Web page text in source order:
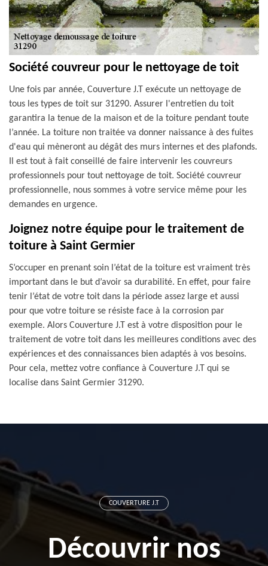
Société couvreur pour le nettoyage de toit
Une fois par année, Couverture J.T exécute un nettoyage de
tous les types de toit sur 31290. Assurer l'entretien du toit
garantira la tenue de la maison et de la toiture pendant toute
l’année. La toiture non traitée va donner naissance à des fuites
d'eau qui mèneront au dégât des murs internes et des plafonds.
Il est tout à fait conseillé de faire intervenir les couvreurs
professionnels pour tout nettoyage de toit. Société couvreur
professionnelle, nous sommes à votre service même pour les
demandes en urgence.
Joignez notre équipe pour le traitement de
toiture à Saint Germier
S’occuper en prenant soin l’état de la toiture est vraiment très
important dans le but d’avoir sa durabilité. En effet, pour faire
tenir l’état de votre toit dans la période assez large et aussi
pour que votre toiture se résiste face à la corrosion par
exemple. Alors Couverture J.T est à votre disposition pour le
traitement de votre toit dans les meilleures conditions avec des
expériences et des connaissances bien adaptés à vos besoins.
Pour cela, mettez votre confiance à Couverture J.T qui se
localise dans Saint Germier 31290.
COUVERTURE J.T
Découvrir nos